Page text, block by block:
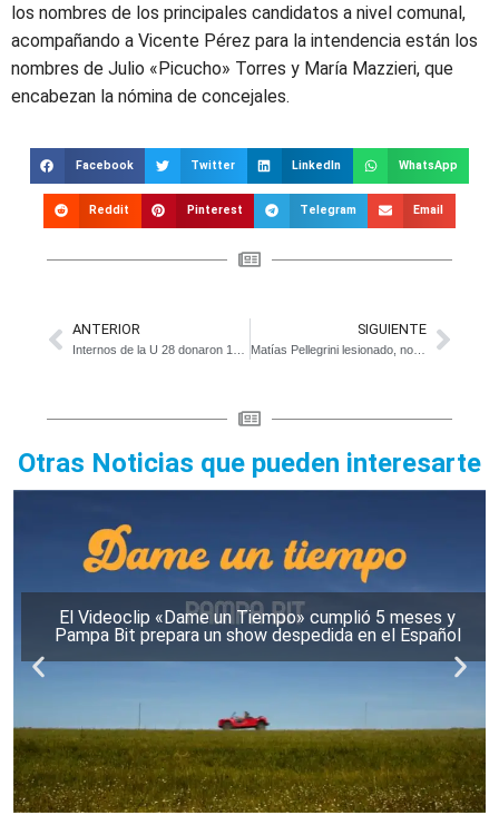
los nombres de los principales candidatos a nivel comunal,
acompañando a Vicente Pérez para la intendencia están los
nombres de Julio «Picucho» Torres y María Mazzieri, que
encabezan la nómina de concejales.
Facebook Twitter LinkedIn WhatsApp
Reddit Pinterest Telegram Email
ANTERIOR SIGUIENTE
Matías Pellegrini lesionado, no juega hasta septiembre
Otras Noticias que pueden interesarte
El Videoclip «Dame un Tiempo» cumplió 5 meses y
Pampa Bit prepara un show despedida en el Español